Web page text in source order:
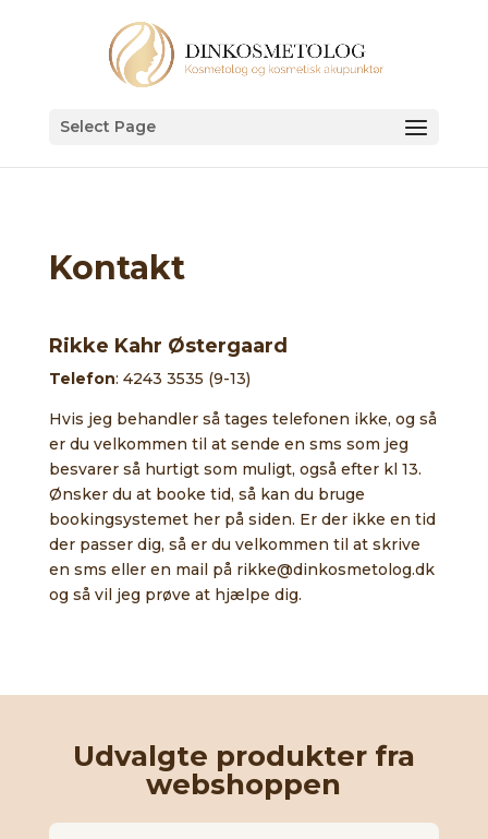
Select Page
Kontakt
Rikke Kahr Østergaard
Telefon: 4243 3535 (9-13)
Hvis jeg behandler så tages telefonen ikke, og så
er du velkommen til at sende en sms som jeg
besvarer så hurtigt som muligt, også efter kl 13.
Ønsker du at booke tid, så kan du bruge
bookingsystemet her på siden. Er der ikke en tid
der passer dig, så er du velkommen til at skrive
en sms eller en mail på rikke@dinkosmetolog.dk
og så vil jeg prøve at hjælpe dig.
Udvalgte produkter fra
webshoppen